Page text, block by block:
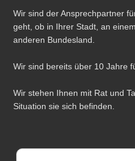
Wir sind der Ansprechpartner
geht, ob in Ihrer Stadt, an
anderen Bundesland.
Wir sind bereits über 10 Jahre
Wir stehen Ihnen mit Rat und
Situation sie sich befinden.